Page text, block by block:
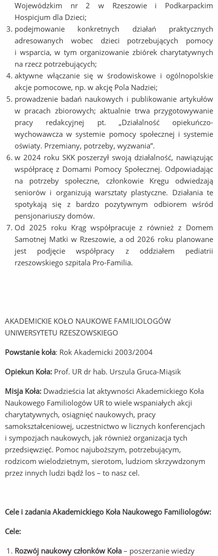
Wojewódzkim nr 2 w Rzeszowie i Podkarpackim
Hospicjum dla Dzieci;
podejmowanie konkretnych działań praktycznych
adresowanych wobec dzieci potrzebujących pomocy
i wsparcia, w tym organizowanie zbiórek charytatywnych
na rzecz potrzebujących;
aktywne włączanie się w środowiskowe i ogólnopolskie
akcje pomocowe, np. w akcję Pola Nadziei;
prowadzenie badań naukowych i publikowanie artykułów
w pracach zbiorowych; aktualnie trwa przygotowywanie
pracy redakcyjnej pt. „Działalność opiekuńczo-
wychowawcza w systemie pomocy społecznej i systemie
oświaty. Przemiany, potrzeby, wyzwania”.
w 2024 roku SKK poszerzył swoją działalność, nawiązując
współpracę z Domami Pomocy Społecznej. Odpowiadając
na potrzeby społeczne, członkowie Kręgu odwiedzają
seniorów i organizują warsztaty plastyczne. Działania te
spotykają się z bardzo pozytywnym odbiorem wśród
pensjonariuszy domów.
Od 2025 roku Krąg współpracuje z również z Domem
Samotnej Matki w Rzeszowie, a od 2026 roku planowane
jest podjęcie współpracy z oddziałem pediatrii
rzeszowskiego szpitala Pro-Familia.
AKADEMICKIE KOŁO NAUKOWE FAMILIOLOGÓW
UNIWERSYTETU RZESZOWSKIEGO
Powstanie koła: Rok Akademicki 2003/2004
Opiekun Koła: Prof. UR dr hab. Urszula Gruca-Miąsik
Misja Koła: Dwadzieścia lat aktywności Akademickiego Koła
Naukowego Familiologów UR to wiele wspaniałych akcji
charytatywnych, osiągnięć naukowych, pracy
samokształceniowej, uczestnictwo w licznych konferencjach
i sympozjach naukowych, jak również organizacja tych
przedsięwzięć. Pomoc najuboższym, potrzebującym,
rodzicom wielodzietnym, sierotom, ludziom skrzywdzonym
przez innych ludzi bądź los – to nasz cel.
Cele i zadania Akademickiego Koła Naukowego Familiologów:
Cele:
Rozwój naukowy członków Koła – poszerzanie wiedzy